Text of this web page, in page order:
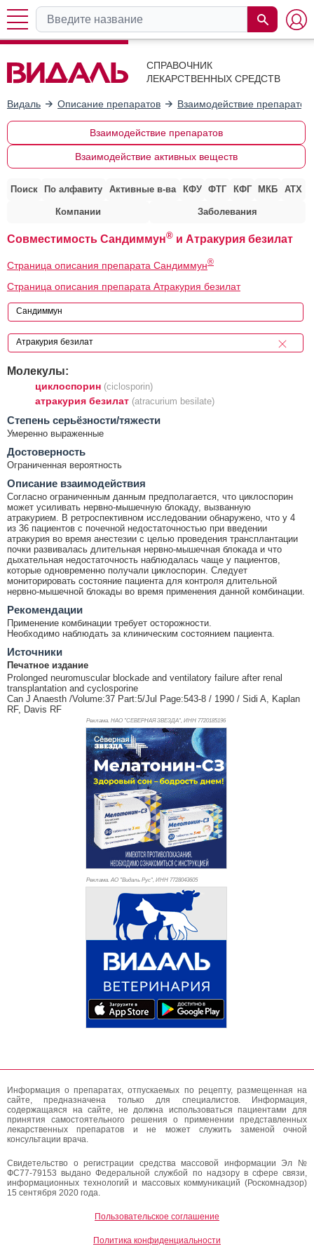
СПРАВОЧНИК
ЛЕКАРСТВЕННЫХ СРЕДСТВ
Видаль Описание препаратов Взаимодействие препаратов
Взаимодействие препаратов
Взаимодействие активных веществ
Поиск По алфавиту Активные в-ва КФУ ФТГ КФГ МКБ АТХ
Компании Заболевания
Совместимость Сандиммун® и Атракурия безилат
Страница описания препарата Сандиммун®
Страница описания препарата Атракурия безилат
Молекулы:
циклоспорин (ciclosporin)
атракурия безилат (atracurium besilate)
Cтепень серьёзности/тяжести
Умеренно выраженные
Достоверность
Ограниченная вероятность
Описание взаимодействия
Согласно ограниченным данным предполагается, что циклоспорин
может усиливать нервно-мышечную блокаду, вызванную
атракурием. В ретроспективном исследовании обнаружено, что у 4
из 36 пациентов с почечной недостаточностью при введении
атракурия во время анестезии с целью проведения трансплантации
почки развивалась длительная нервно-мышечная блокада и что
дыхательная недостаточность наблюдалась чаще у пациентов,
которые одновременно получали циклоспорин. Следует
мониторировать состояние пациента для контроля длительной
нервно-мышечной блокады во время применения данной комбинации.
Рекомендации
Применение комбинации требует осторожности.
Необходимо наблюдать за клиническим состоянием пациента.
Источники
Печатное издание
Prolonged neuromuscular blockade and ventilatory failure after renal
transplantation and cyclosporine
Can J Anaesth /Volume:37 Part:5/Jul Page:543-8 / 1990 / Sidi A, Kaplan
RF, Davis RF
Реклама. НАО "СЕВЕРНАЯ ЗВЕЗДА", ИНН 7720185196
Реклама. АО "Видаль Рус", ИНН 7728043605
Информация о препаратах, отпускаемых по рецепту, размещенная на
сайте, предназначена только для специалистов. Информация,
содержащаяся на сайте, не должна использоваться пациентами для
принятия самостоятельного решения о применении представленных
лекарственных препаратов и не может служить заменой очной
консультации врача.
Свидетельство о регистрации средства массовой информации Эл №
ФС77-79153 выдано Федеральной службой по надзору в сфере связи,
информационных технологий и массовых коммуникаций (Роскомнадзор)
15 сентября 2020 года.
Пользовательское соглашение
Политика конфиденциальности